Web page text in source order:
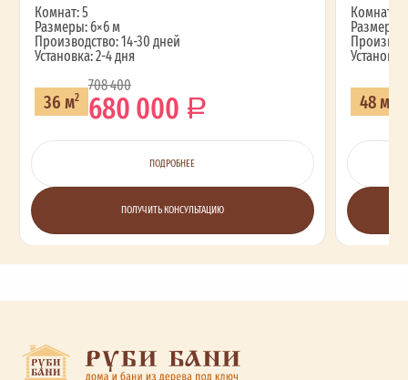
Комнат: 5
Размеры: 6×6 м
Производство: 14-30 дней
Установка: 2-4 дня
36 м2
708 400
680 000
ПОДРОБНЕЕ
ПОЛУЧИТЬ КОНСУЛЬТАЦИЮ
Комнат: 2
Размеры:
48 м